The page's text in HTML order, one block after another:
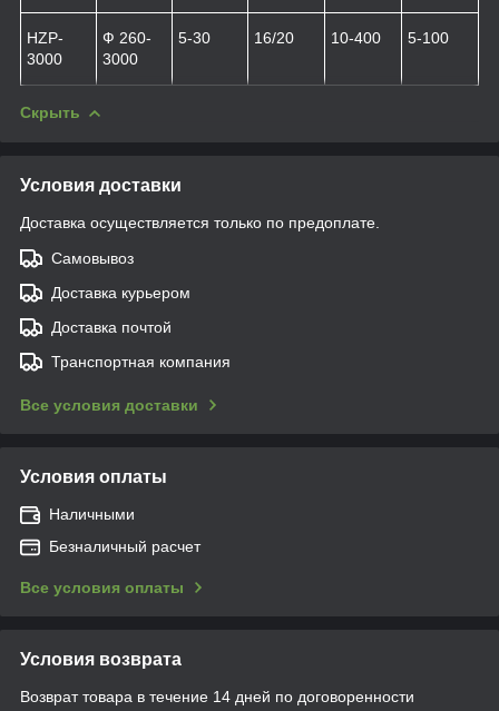
HZP-
3000
Ф 260-
3000
5-30 16/20 10-400 5-100
Скрыть
Условия доставки
Доставка осуществляется только по предоплате.
Самовывоз
Доставка курьером
Доставка почтой
Транспортная компания
Все условия доставки
Условия оплаты
Наличными
Безналичный расчет
Все условия оплаты
Условия возврата
Возврат товара в течение 14 дней по договоренности